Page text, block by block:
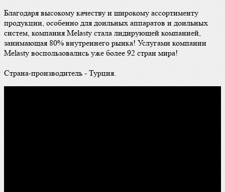
Благодаря высокому качеству и широкому ассортименту
продукции, особенно для доильных аппаратов и доильных
систем, компания Melasty стала лидирующей компанией,
занимающая 80% внутреннего рынка! Услугами компании
Melasty воспользовались уже более 92 стран мира!
Страна-производитель - Турция.